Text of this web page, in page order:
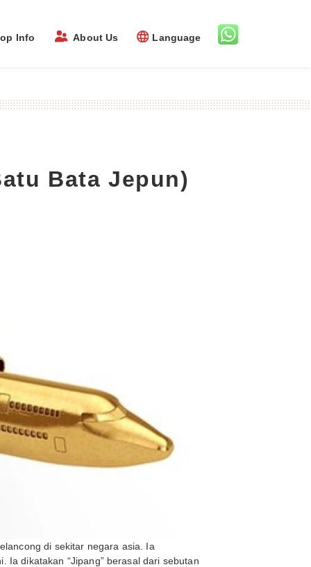
Info About Us Language
Bata Jepun)
di sekitar negara asia. Ia
Ia dikatakan “Jipang” berasal dari sebutan